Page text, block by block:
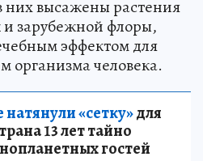
них высажены растения
и зарубежной флоры,
эффектом для
организма человека.
«сетку»для
13 лет тайно
гостей